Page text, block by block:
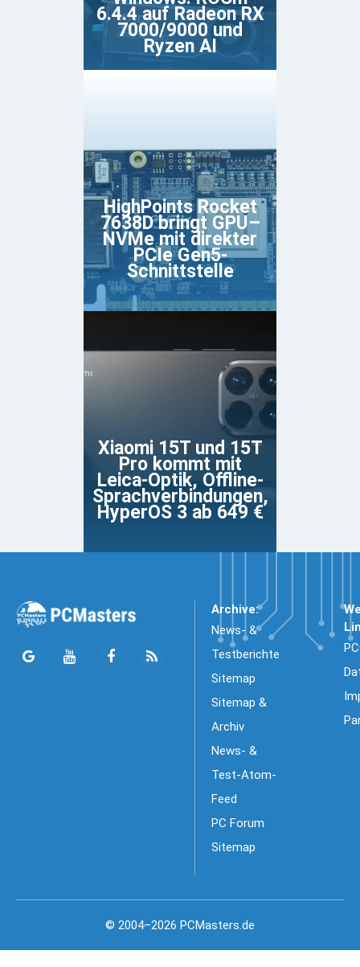
6.4.4 auf Radeon RX
7000/9000 und
Ryzen AI
HighPoints Rocket
7638D bringt GPU–
NVMe mit direkter
PCIe Gen5-
Schnittstelle
Xiaomi 15T und 15T
Pro kommt mit
Leica-Optik, Offline-
Sprachverbindungen,
HyperOS 3 ab 649 €
Archive:
News- &
Testberichte
Sitemap
Sitemap &
Archiv
News- &
Test-Atom-
Feed
PC Forum
Sitemap
© 2004–2026 PCMasters.de